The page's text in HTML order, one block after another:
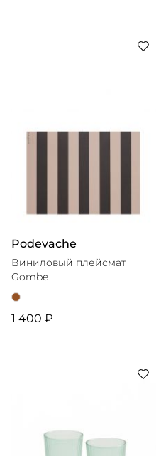
Podevache
Виниловый плейсмат
Gombe
1 400 ₽